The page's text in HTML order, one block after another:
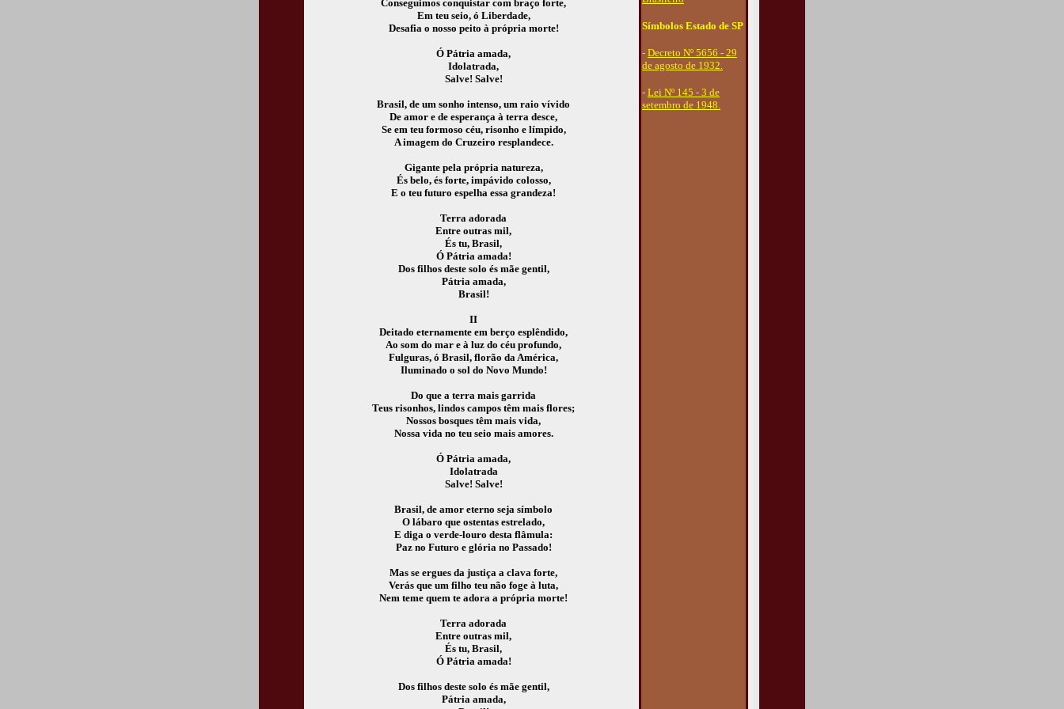
Conseguimos conquistar com braço forte,
Em teu seio, ó Liberdade,
Desafia o nosso peito à própria morte!
Ó Pátria amada,
Idolatrada,
Salve! Salve!
Brasil, de um sonho intenso, um raio vívido
De amor e de esperança à terra desce,
Se em teu formoso céu, risonho e límpido,
A imagem do Cruzeiro resplandece.
Gigante pela própria natureza,
És belo, és forte, impávido colosso,
E o teu futuro espelha essa grandeza!
Terra adorada
Entre outras mil,
És tu, Brasil,
Ó Pátria amada!
Dos filhos deste solo és mãe gentil,
Pátria amada,
Brasil!
II
Deitado eternamente em berço esplêndido,
Ao som do mar e à luz do céu profundo,
Fulguras, ó Brasil, florão da América,
Iluminado o sol do Novo Mundo!
Do que a terra mais garrida
Teus risonhos, lindos campos têm mais flores;
Nossos bosques têm mais vida,
Nossa vida no teu seio mais amores.
Ó Pátria amada,
Idolatrada
Salve! Salve!
Brasil, de amor eterno seja símbolo
O lábaro que ostentas estrelado,
E diga o verde-louro desta flâmula:
Paz no Futuro e glória no Passado!
Mas se ergues da justiça a clava forte,
Verás que um filho teu não foge à luta,
Nem teme quem te adora a própria morte!
Terra adorada
Entre outras mil,
És tu, Brasil,
Ó Pátria amada!
Dos filhos deste solo és mãe gentil,
Pátria amada,
Símbolos Estado de SP
- Decreto Nº 5656 - 29
de agosto de 1932.
- Lei Nº 145 - 3 de
setembro de 1948.